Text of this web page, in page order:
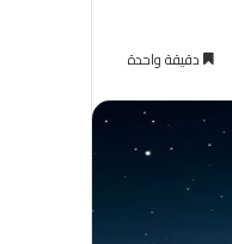
دقيقة واحدة